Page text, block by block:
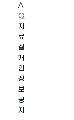
A
Q
자
료
실
개
인
정
보
공
지